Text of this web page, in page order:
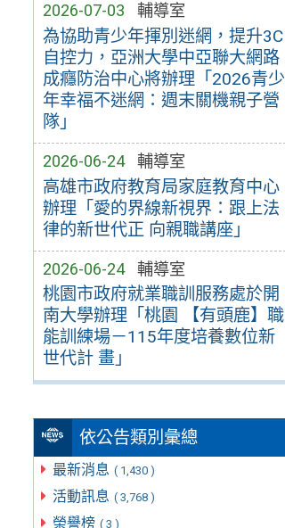
2026-07-03 輔導室
為協助青少年揮別迷網，提升3C
自控力，亞洲大學中亞聯大網路
成癮防治中心將辦理「2026青少
年幸福不迷網：週末關機親子營
隊」
2026-06-24 輔導室
高雄市政府教育局家庭教育中心
辦理「愛的界線新視界：跟上法
律的新世代正 向親職講座」
2026-06-24 輔導室
桃園市政府就業職訓服務處於開
南大學辦理「桃園 【有頭鹿】職
能訓練場－115年度培養數位新
世代計 畫」
依公告類別彙總
最新消息 ( 1,430 )
活動訊息 ( 3,768 )
榮譽榜 ( 3 )